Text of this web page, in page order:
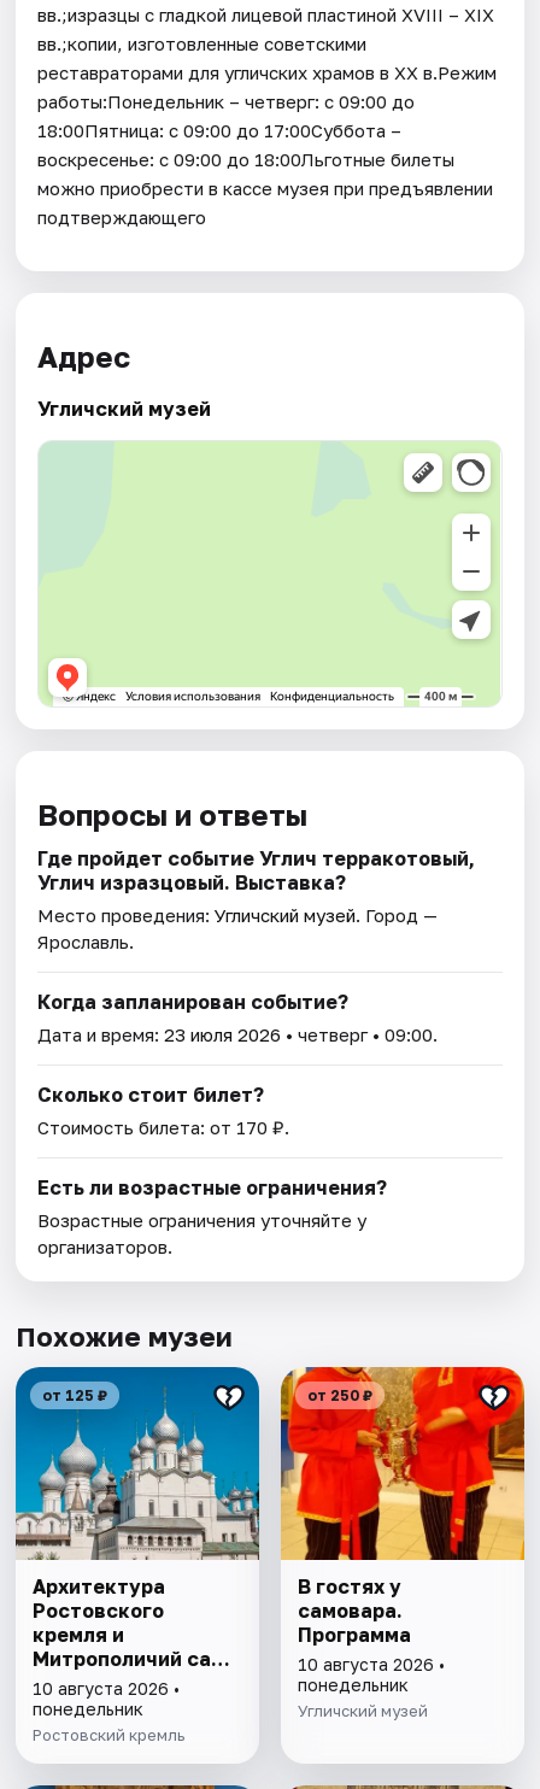
вв.;изразцы с гладкой лицевой пластиной XVIII – XIX
вв.;копии, изготовленные советскими
реставраторами для угличских храмов в XX в.Режим
работы:Понедельник – четверг: с 09:00 до
18:00Пятница: с 09:00 до 17:00Суббота –
воскресенье: с 09:00 до 18:00Льготные билеты
можно приобрести в кассе музея при предъявлении
подтверждающего
Адрес
Угличский музей
Вопросы и ответы
Где пройдет событие Углич терракотовый,
Углич изразцовый. Выставка?
Место проведения:Угличский музей. Город —
Ярославль.
Когда запланирован событие?
Дата и время:23 июля 2026 • четверг • 09:00.
Сколько стоит билет?
Стоимость билета: от 170 ₽.
Есть ли возрастные ограничения?
Возрастные ограничения уточняйте у
организаторов.
Похожие музеи
от 125 ₽
Архитектура
Ростовского
кремля и
Митрополичий сад,
выставка
"Митрополичье
варенье"
10 августа 2026 •
понедельник
Ростовский кремль
от 250 ₽
В гостях у
самовара.
Программа
10 августа 2026 •
понедельник
Угличский музей